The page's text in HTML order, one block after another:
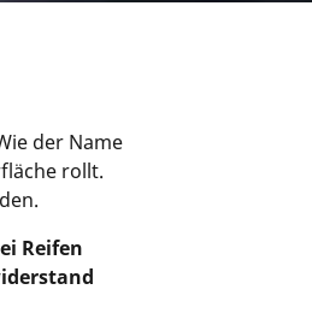
der Name
rollt.
Reifen